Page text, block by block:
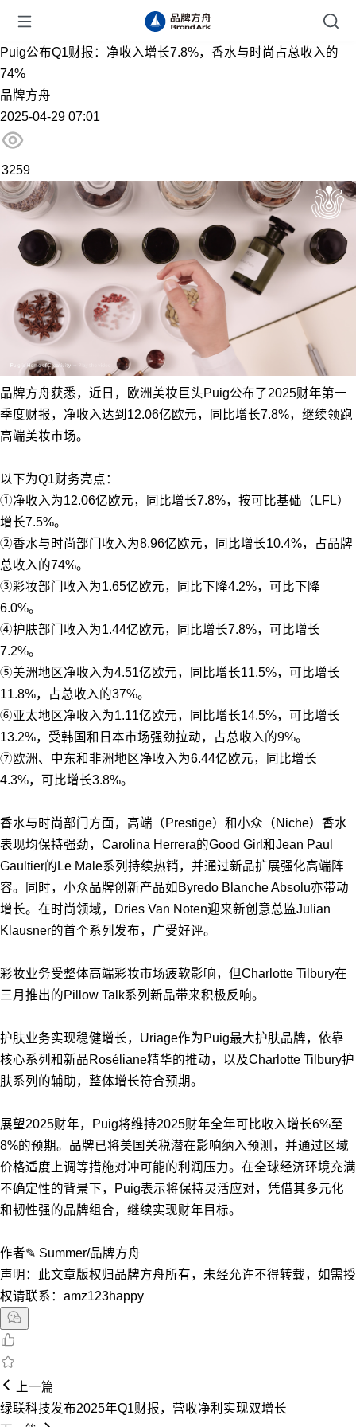
Puig公布Q1财报：净收入增长7.8%，香水与时尚占总收入的
74%
品牌方舟
2025-04-29 07:01
3259
品牌方舟获悉，近日，欧洲美妆巨头Puig公布了2025财年第一
季度财报，净收入达到12.06亿欧元，同比增长7.8%，继续领跑
高端美妆市场。
以下为Q1财务亮点：
①净收入为12.06亿欧元，同比增长7.8%，按可比基础（LFL）
增长7.5%。
②香水与时尚部门收入为8.96亿欧元，同比增长10.4%，占品牌
总收入的74%。
③彩妆部门收入为1.65亿欧元，同比下降4.2%，可比下降
6.0%。
④护肤部门收入为1.44亿欧元，同比增长7.8%，可比增长
7.2%。
⑤美洲地区净收入为4.51亿欧元，同比增长11.5%，可比增长
11.8%，占总收入的37%。
⑥亚太地区净收入为1.11亿欧元，同比增长14.5%，可比增长
13.2%，受韩国和日本市场强劲拉动，占总收入的9%。
⑦欧洲、中东和非洲地区净收入为6.44亿欧元，同比增长
4.3%，可比增长3.8%。
香水与时尚部门方面，高端（Prestige）和小众（Niche）香水
表现均保持强劲，Carolina Herrera的Good Girl和Jean Paul
Gaultier的Le Male系列持续热销，并通过新品扩展强化高端阵
容。同时，小众品牌创新产品如Byredo Blanche Absolu亦带动
增长。在时尚领域，Dries Van Noten迎来新创意总监Julian
Klausner的首个系列发布，广受好评。
彩妆业务受整体高端彩妆市场疲软影响，但Charlotte Tilbury在
三月推出的Pillow Talk系列新品带来积极反响。
护肤业务实现稳健增长，Uriage作为Puig最大护肤品牌，依靠
核心系列和新品Roséliane精华的推动，以及Charlotte Tilbury护
肤系列的辅助，整体增长符合预期。
展望2025财年，Puig将维持2025财年全年可比收入增长6%至
8%的预期。品牌已将美国关税潜在影响纳入预测，并通过区域
价格适度上调等措施对冲可能的利润压力。在全球经济环境充满
不确定性的背景下，Puig表示将保持灵活应对，凭借其多元化
和韧性强的品牌组合，继续实现财年目标。
作者✎ Summer/品牌方舟
声明：此文章版权归品牌方舟所有，未经允许不得转载，如需授
权请联系：amz123happy
上一篇
绿联科技发布2025年Q1财报，营收净利实现双增长